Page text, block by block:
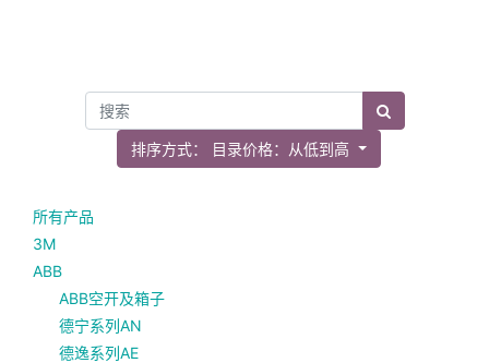
排序方式： 目录价格：从低到高
所有产品
3M
ABB
ABB空开及箱子
德宁系列AN
德逸系列AE